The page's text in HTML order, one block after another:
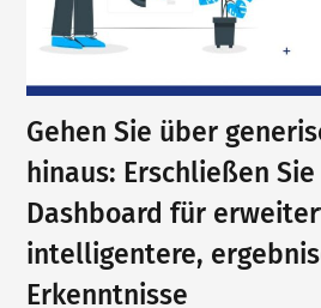
Gehen Sie über
hinaus: Erschließen
Dashboard für
intelligentere,
Erkenntnisse